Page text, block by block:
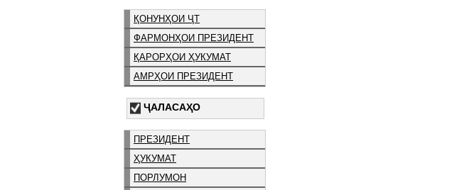
ҚОНУНҲОИ ҶТ
ФАРМОНҲОИ ПРЕЗИДЕНТ
ҚАРОРҲОИ ҲУКУМАТ
АМРҲОИ ПРЕЗИДЕНТ
ҶАЛАСАҲО
ПРЕЗИДЕНТ
ҲУКУМАТ
ПОРЛУМОН